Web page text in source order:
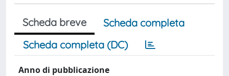
Scheda breve
Scheda completa
Scheda completa (DC)
Anno di pubblicazione